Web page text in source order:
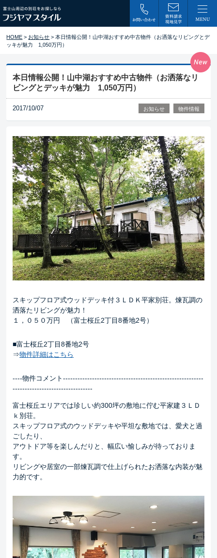
HOME > お知らせ > 本日情報公開！山中湖おすすめ中古物件（お洒落なリビングとデ
ッキが魅力 1,050万円）
本日情報公開！山中湖おすすめ中古物件（お洒落なリ
ビングとデッキが魅力 1,050万円）
2017/10/07 お知らせ 物件情報
スキップフロア式ウッドデッキ付３ＬＤＫ平家別荘。煉瓦調の
洒落たリビングが魅力！
１，０５０万円 （富士桜丘2丁目8番地2号）
■富士桜丘2丁目8番地2号
⇒物件詳細はこちら
----物件コメント----------------------------------------------------------
---------------------------------
富士桜丘エリアでは珍しい約300坪の敷地に佇む平家建３ＬＤ
ｋ別荘。
スキップフロア式のウッドデッキや平坦な敷地では、愛犬と過
ごしたり、
アウトドア等を楽しんだりと、幅広い愉しみが待っておりま
す。
リビングや居室の一部煉瓦調で仕上げられたお洒落な内装が魅
力的です。